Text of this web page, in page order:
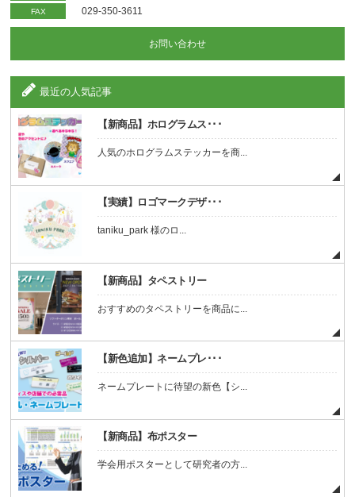
FAX 029-350-3611
お問い合わせ
最近の人気記事
【新商品】ホログラムス･･･
人気のホログラムステッカーを商...
【実績】ロゴマークデザ･･･
taniku_park 様のロ...
【新商品】タペストリー
おすすめのタペストリーを商品に...
【新色追加】ネームプレ･･･
ネームプレートに待望の新色【シ...
【新商品】布ポスター
学会用ポスターとして研究者の方...